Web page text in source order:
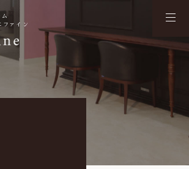
ファイン